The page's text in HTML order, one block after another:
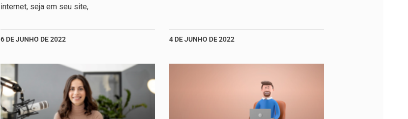
internet, seja em seu site,
6 DE JUNHO DE 2022 4 DE JUNHO DE 2022